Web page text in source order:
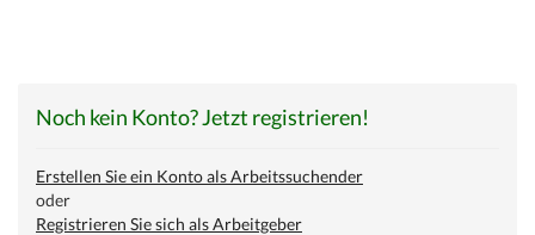
Noch kein Konto? Jetzt registrieren!
Erstellen Sie ein Konto als Arbeitssuchender
oder
Registrieren Sie sich als Arbeitgeber